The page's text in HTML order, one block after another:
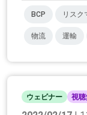
BCP リスク
物流 運輸
ウェビナー 視